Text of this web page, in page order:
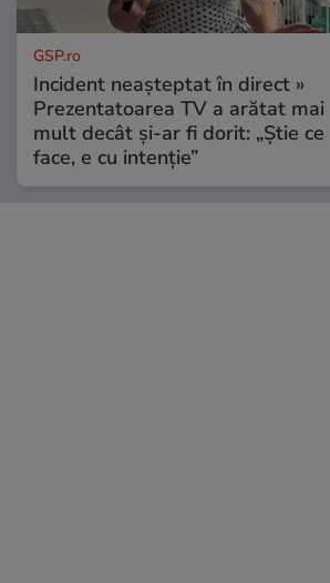
GSP.ro
Incident neașteptat în direct »
Prezentatoarea TV a arătat mai
mult decât și-ar fi dorit: „Știe ce
face, e cu intenție”